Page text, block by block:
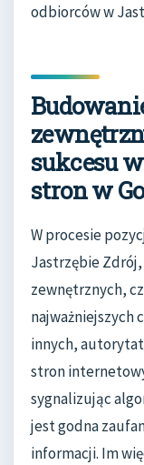
odbiorców w
sukcesu
stron w
W procesie
Jastrzębie
zewnętrznych,
najważniejszych
innych,
stron
sygnalizując
jest godna
informacji. Im